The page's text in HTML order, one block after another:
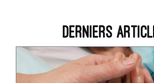
Derniers